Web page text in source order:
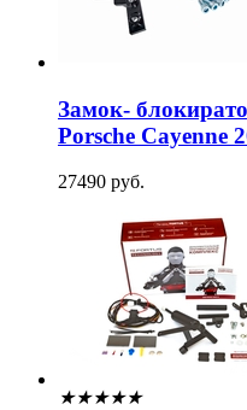
Замок-
Porsche Cayenne
27490 руб.
★★★★★